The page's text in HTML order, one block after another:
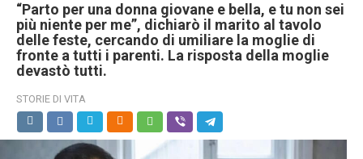
“Parto per una donna giovane e bella, e tu non sei
più niente per me”, dichiarò il marito al tavolo
delle feste, cercando di umiliare la moglie di
fronte a tutti i parenti. La risposta della moglie
devastò tutti.
STORIE DI VITA